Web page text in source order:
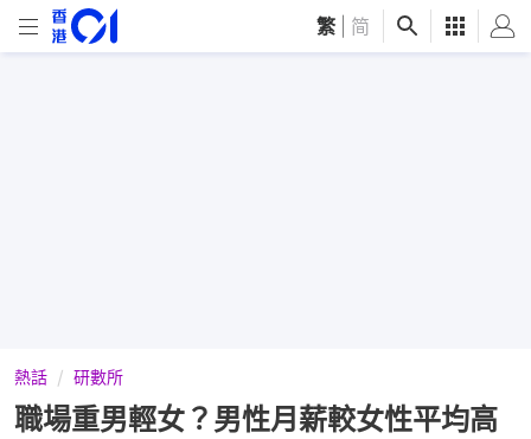
繁 简
熱話 研數所
職場重男輕女？男性月薪較女性平均高